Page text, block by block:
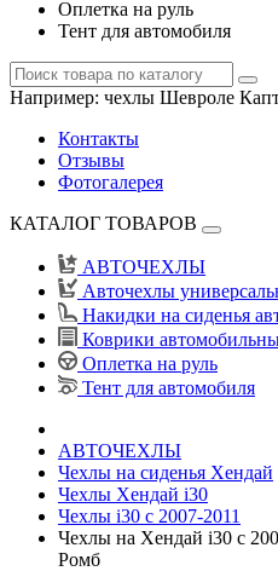
Оплетка на руль
Тент для автомобиля
Например: чехлы Шевроле
Контакты
Отзывы
Фотогалерея
КАТАЛОГ ТОВАРОВ
АВТОЧЕХЛЫ
Авточехлы
Накидки на сиденья
Коврики
Оплетка на руль
Тент для автомобиля
АВТОЧЕХЛЫ
Чехлы на сиденья Хендай
Чехлы Хендай i30
Чехлы i30 c 2007-2011
Чехлы на Хендай i30 с
Ромб